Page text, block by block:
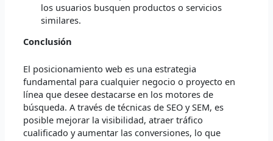
los usuarios busquen productos o servicios
similares.
Conclusión
El posicionamiento web es una estrategia
fundamental para cualquier negocio o proyecto en
línea que desee destacarse en los motores de
búsqueda. A través de técnicas de SEO y SEM, es
posible mejorar la visibilidad, atraer tráfico
cualificado y aumentar las conversiones, lo que